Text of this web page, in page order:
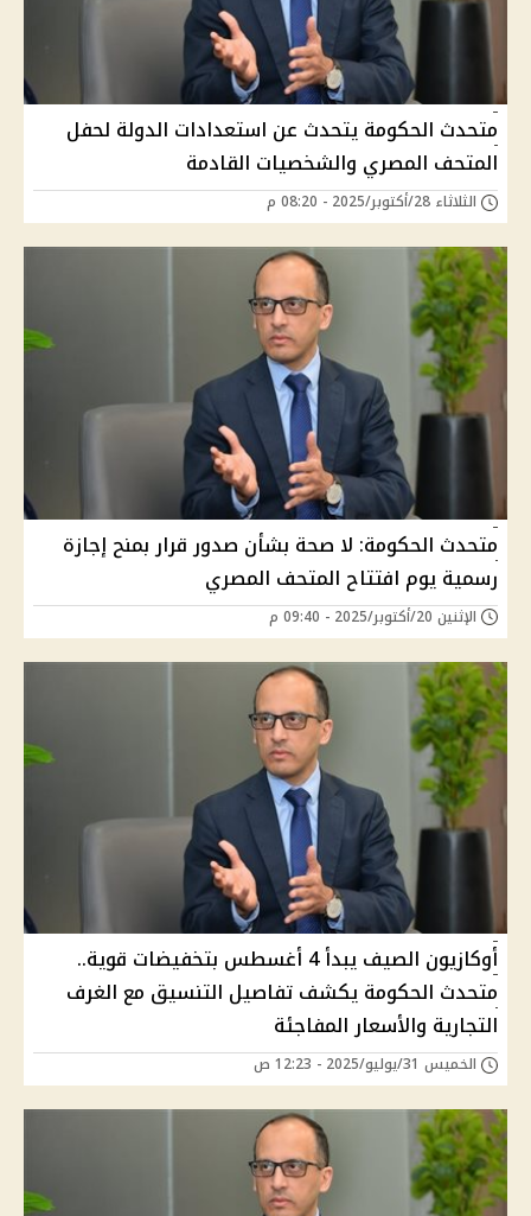
متحدث الحكومة يتحدث عن استعدادات الدولة لحفل
المتحف المصري والشخصيات القادمة
الثلاثاء 28/أكتوبر/2025 - 08:20 م
متحدث الحكومة: لا صحة بشأن صدور قرار بمنح إجازة
رسمية يوم افتتاح المتحف المصري
الإثنين 20/أكتوبر/2025 - 09:40 م
أوكازيون الصيف يبدأ 4 أغسطس بتخفيضات قوية..
متحدث الحكومة يكشف تفاصيل التنسيق مع الغرف
التجارية والأسعار المفاجئة
الخميس 31/يوليو/2025 - 12:23 ص